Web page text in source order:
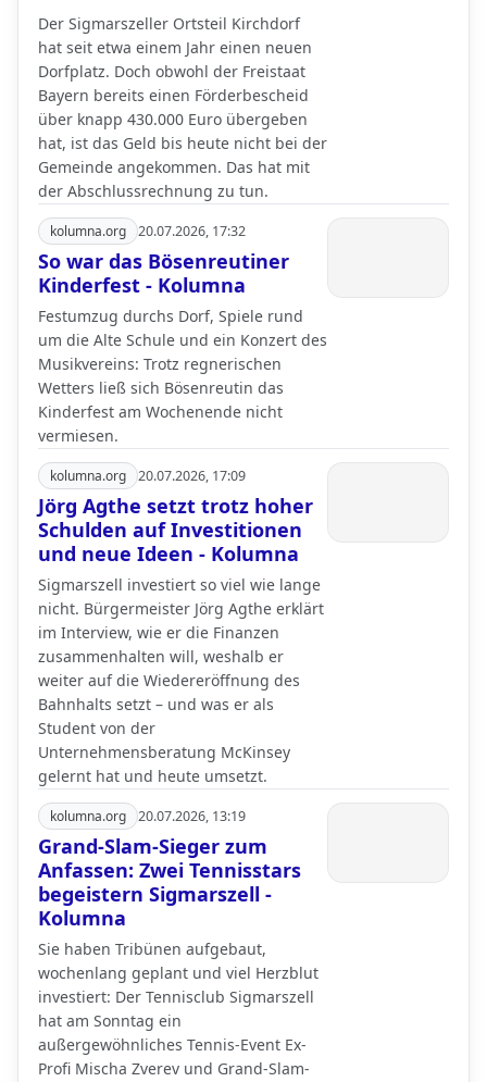
Der Sigmarszeller Ortsteil Kirchdorf
hat seit etwa einem Jahr einen neuen
Dorfplatz. Doch obwohl der Freistaat
Bayern bereits einen Förderbescheid
über knapp 430.000 Euro übergeben
hat, ist das Geld bis heute nicht bei der
Gemeinde angekommen. Das hat mit
der Abschlussrechnung zu tun.
kolumna.org 20.07.2026, 17:32
So war das Bösenreutiner
Kinderfest - Kolumna
Festumzug durchs Dorf, Spiele rund
um die Alte Schule und ein Konzert des
Musikvereins: Trotz regnerischen
Wetters ließ sich Bösenreutin das
Kinderfest am Wochenende nicht
vermiesen.
kolumna.org 20.07.2026, 17:09
Jörg Agthe setzt trotz hoher
Schulden auf Investitionen
und neue Ideen - Kolumna
Sigmarszell investiert so viel wie lange
nicht. Bürgermeister Jörg Agthe erklärt
im Interview, wie er die Finanzen
zusammenhalten will, weshalb er
weiter auf die Wiedereröffnung des
Bahnhalts setzt – und was er als
Student von der
Unternehmensberatung McKinsey
gelernt hat und heute umsetzt.
kolumna.org 20.07.2026, 13:19
Grand-Slam-Sieger zum
Anfassen: Zwei Tennisstars
begeistern Sigmarszell -
Kolumna
Sie haben Tribünen aufgebaut,
wochenlang geplant und viel Herzblut
investiert: Der Tennisclub Sigmarszell
hat am Sonntag ein
außergewöhnliches Tennis-Event Ex-
Profi Mischa Zverev und Grand-Slam-